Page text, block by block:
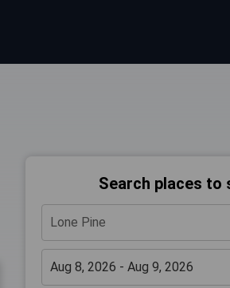
Search places to